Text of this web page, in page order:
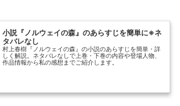
小説『ノルウェイの森』のあらすじを簡単に※ネ
タバレなし
村上春樹『ノルウェイの森』の小説のあらすじを簡単・詳
しく解説。ネタバレなしで上巻・下巻の内容や登場人物、
作品情報から私の感想までご紹介します。